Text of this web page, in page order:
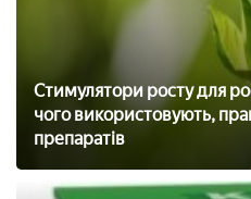
Стимулятори росту для
чого використовують,
препаратів